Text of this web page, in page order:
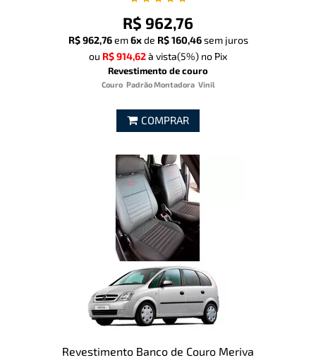
R$ 962,76
R$ 962,76 em6x de R$ 160,46 sem juros
ou R$ 914,62à vista(5%) no Pix
Revestimento de couro
Couro Padrão Montadora Vinil
COMPRAR
Revestimento Banco de Couro Meriva